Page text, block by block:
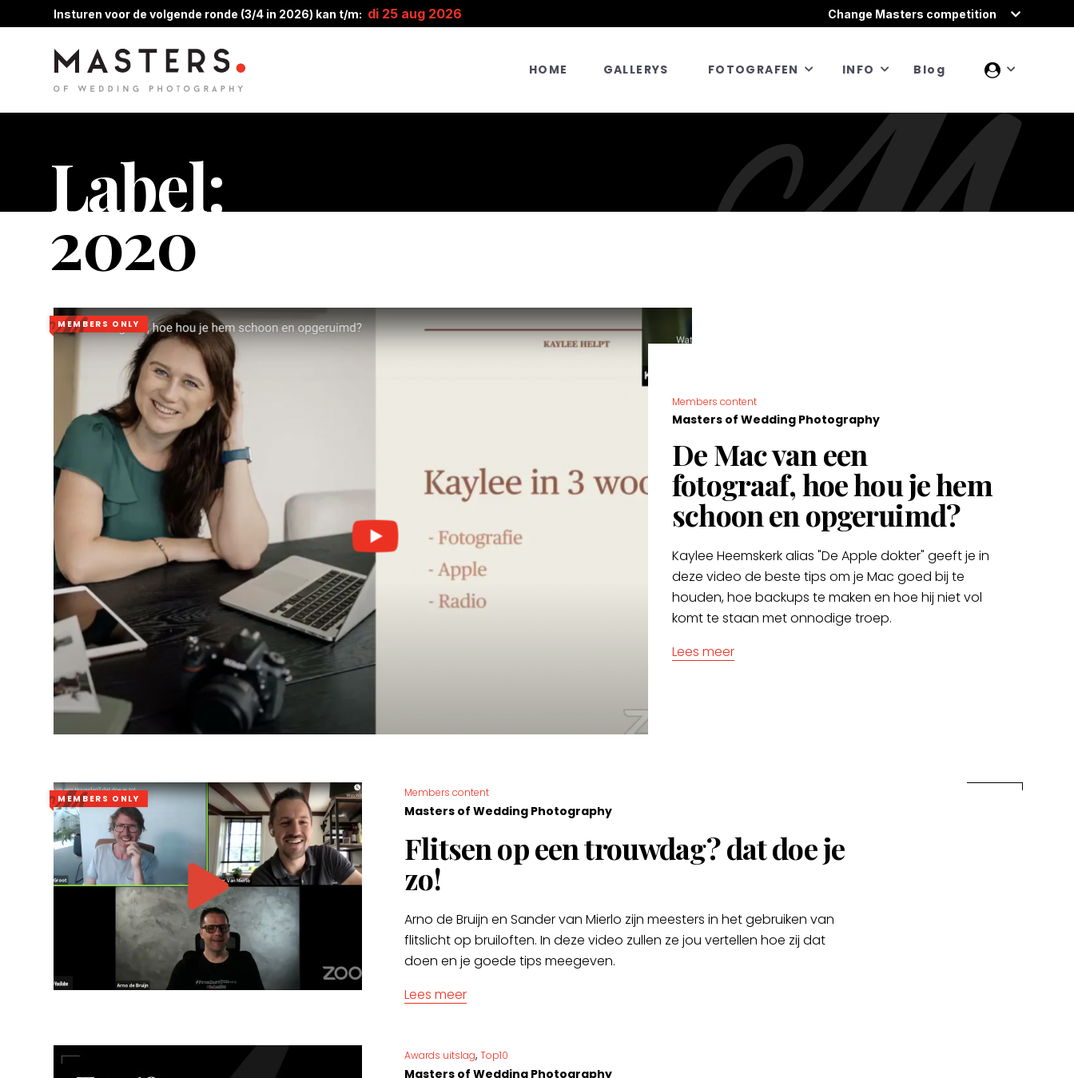
Insturen voor de volgende ronde (3/4 in 2026) kan t/m: di 25 aug 2026 Change Masters competition
HOME GALLERYS FOTOGRAFEN INFO Blog
Label:
2020
MEMBERS ONLY
Members content
Masters of Wedding Photography
De Mac van een
fotograaf, hoe hou je hem
schoon en opgeruimd?
Kaylee Heemskerk alias "De Apple dokter" geeft je in
deze video de beste tips om je Mac goed bij te
houden, hoe backups te maken en hoe hij niet vol
komt te staan met onnodige troep.
Lees meer
MEMBERS ONLY Members content
Masters of Wedding Photography
Flitsen op een trouwdag? dat doe je
zo!
Arno de Bruijn en Sander van Mierlo zijn meesters in het gebruiken van
flitslicht op bruiloften. In deze video zullen ze jou vertellen hoe zij dat
doen en je goede tips meegeven.
Lees meer
Awards uitslag,Top10
Masters of Wedding Photography